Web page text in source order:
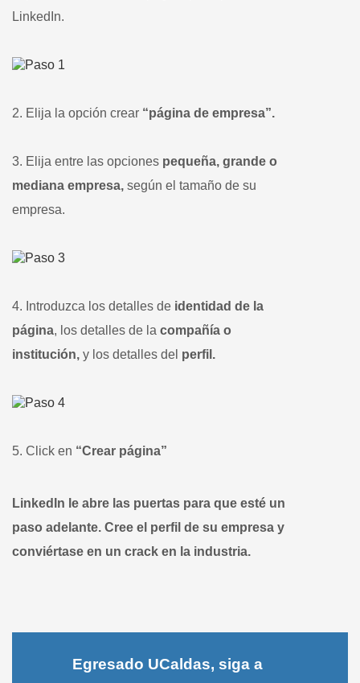
LinkedIn.
2. Elija la opción crear “página de empresa”.
3. Elija entre las opciones pequeña, grande o
mediana empresa, según el tamaño de su
empresa.
4. Introduzca los detalles de identidad de la
página, los detalles de la compañía o
institución, y los detalles del perfil.
5. Click en “Crear página”
LinkedIn le abre las puertas para que esté un
paso adelante. Cree el perfil de su empresa y
conviértase en un crack en la industria.
Egresado UCaldas, siga a